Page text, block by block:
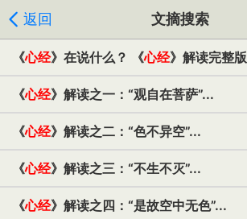
返回 文摘搜索
《心经》在说什么？ 《心经》解读完整版
《心经》解读之一：“观自在菩萨”...
《心经》解读之二：“色不异空”...
《心经》解读之三：“不生不灭”...
《心经》解读之四：“是故空中无色”...